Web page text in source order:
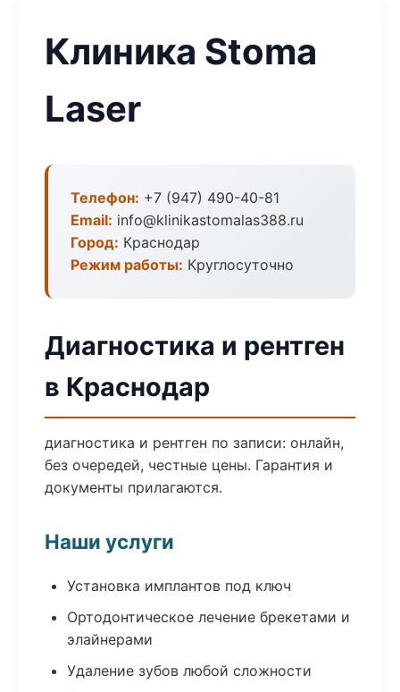
Клиника Stoma
Laser
Телефон: +7 (947) 490-40-81
Email: info@klinikastomalas388.ru
Город: Краснодар
Режим работы: Круглосуточно
Диагностика и рентген
в Краснодар
диагностика и рентген по записи: онлайн,
без очередей, честные цены. Гарантия и
документы прилагаются.
Наши услуги
Установка имплантов под ключ
Ортодонтическое лечение брекетами и
элайнерами
Удаление зубов любой сложности